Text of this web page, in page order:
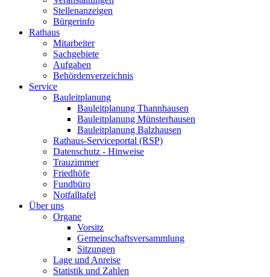
Stellenanzeigen
Bürgerinfo
Rathaus
Mitarbeiter
Sachgebiete
Aufgaben
Behördenverzeichnis
Service
Bauleitplanung
Bauleitplanung Thannhausen
Bauleitplanung Münsterhausen
Bauleitplanung Balzhausen
Rathaus-Serviceportal (RSP)
Datenschutz - Hinweise
Trauzimmer
Friedhöfe
Fundbüro
Notfalltafel
Über uns
Organe
Vorsitz
Gemeinschaftsversammlung
Sitzungen
Lage und Anreise
Statistik und Zahlen